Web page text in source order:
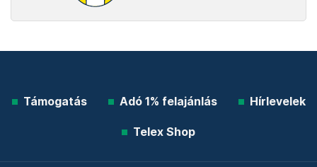
Támogatás Adó 1% felajánlás Hírlevelek
Telex Shop